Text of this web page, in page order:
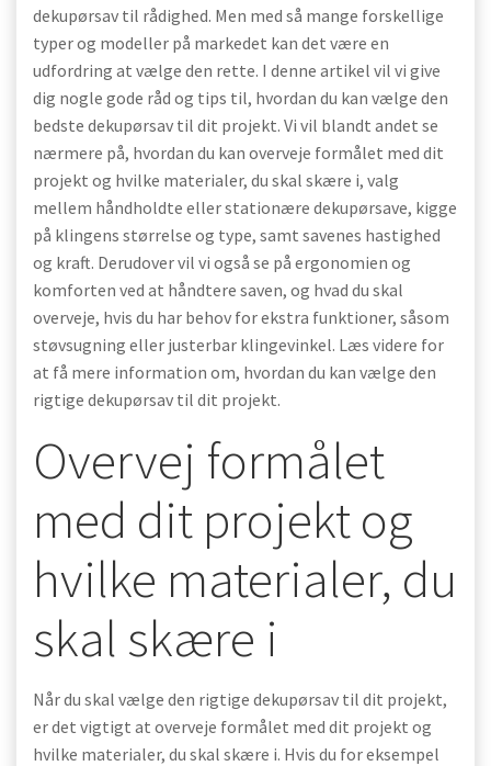
dekupørsav til rådighed. Men med så mange forskellige
typer og modeller på markedet kan det være en
udfordring at vælge den rette. I denne artikel vil vi give
dig nogle gode råd og tips til, hvordan du kan vælge den
bedste dekupørsav til dit projekt. Vi vil blandt andet se
nærmere på, hvordan du kan overveje formålet med dit
projekt og hvilke materialer, du skal skære i, valg
mellem håndholdte eller stationære dekupørsave, kigge
på klingens størrelse og type, samt savenes hastighed
og kraft. Derudover vil vi også se på ergonomien og
komforten ved at håndtere saven, og hvad du skal
overveje, hvis du har behov for ekstra funktioner, såsom
støvsugning eller justerbar klingevinkel. Læs videre for
at få mere information om, hvordan du kan vælge den
rigtige dekupørsav til dit projekt.
Overvej formålet
med dit projekt og
hvilke materialer, du
skal skære i
Når du skal vælge den rigtige dekupørsav til dit projekt,
er det vigtigt at overveje formålet med dit projekt og
hvilke materialer, du skal skære i. Hvis du for eksempel